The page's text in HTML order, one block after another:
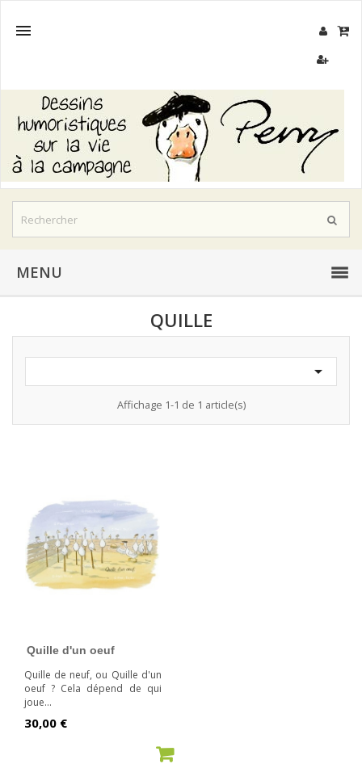

MENU
QUILLE

Affichage 1-1 de 1 article(s)
Quille d'un oeuf
Quille de neuf, ou Quille d'un
oeuf ? Cela dépend de qui
joue...
Prix
30,00 €